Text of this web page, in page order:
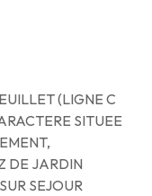
(LIGNE C
SITUEE
DE JARDIN
SEJOUR